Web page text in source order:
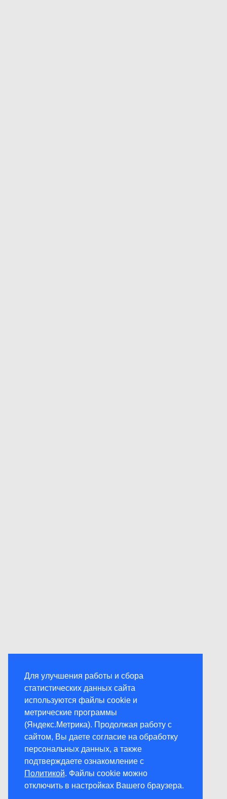
Для улучшения работы и сбора
статистических данных сайта
используются файлы cookie и
метрические программы
(Яндекс.Метрика). Продолжая работу с
сайтом, Вы даете согласие на обработку
персональных данных, а также
подтверждаете ознакомление с
Политикой. Файлы cookie можно
отключить в настройках Вашего браузера.